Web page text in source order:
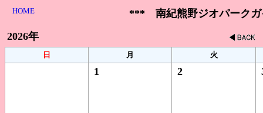
HOME
*** 南紀熊野ジオパーク
2026年
日 月 火
1 2